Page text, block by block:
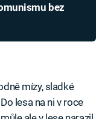
bez
mízy, sladké
lesa na ni v roce